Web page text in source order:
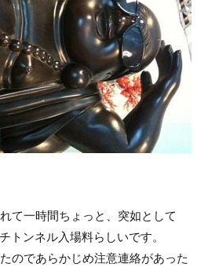
て一時間ちょっと、突如として
ンネル入場料らしいです。
のであらかじめ注意連絡があった